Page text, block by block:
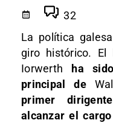
32
La política
giro histórico. El
Iorwerth ha
principal de
primer
alcanzar el